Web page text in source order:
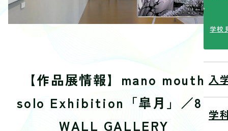
学校
入
学
【作品展情報】mano mouth
solo Exhibition「皐月」／8F
WALL GALLERY